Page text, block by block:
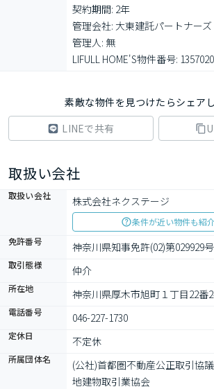
契約期間: 2年
管理会社: 大東建託パートナーズ
管理人: 無
LIFULL HOME'S物件番号:
素敵な物件を見つけたらシェア
LINEで共有
取扱い会社
取扱い会社 株式会社ネクステージ
条件が近い物件も紹
免許番号
神奈川県知事免許(02)第029929号
取引態様 仲介
所在地 神奈川県厚木市旭町１丁目22番
電話番号 046-227-1730
定休日 不定休
所属団体名
(公社)首都圏不動産公正取引協
地建物取引業協会